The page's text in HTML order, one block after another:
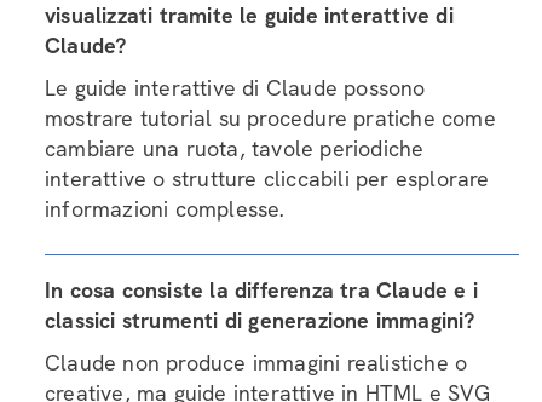
visualizzati tramite le guide interattive di
Claude?
Le guide interattive di Claude possono
mostrare tutorial su procedure pratiche come
cambiare una ruota, tavole periodiche
interattive o strutture cliccabili per esplorare
informazioni complesse.
In cosa consiste la differenza tra Claude e i
classici strumenti di generazione immagini?
Claude non produce immagini realistiche o
creative, ma guide interattive in HTML e SVG